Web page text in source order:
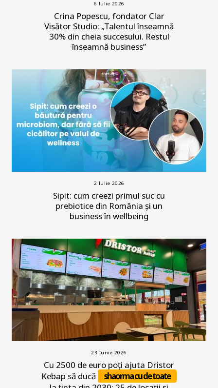
6 Iulie 2026
Crina Popescu, fondator Clar
Visător Studio: „Talentul înseamnă
30% din cheia succesului. Restul
înseamnă business”
2 Iulie 2026
Sipit: cum creezi primul suc cu
prebiotice din România și un
business în wellbeing
23 Iunie 2026
Cu 2500 de euro poți ajuta Dristor
Kebap să ducă
shaorma cu de toate